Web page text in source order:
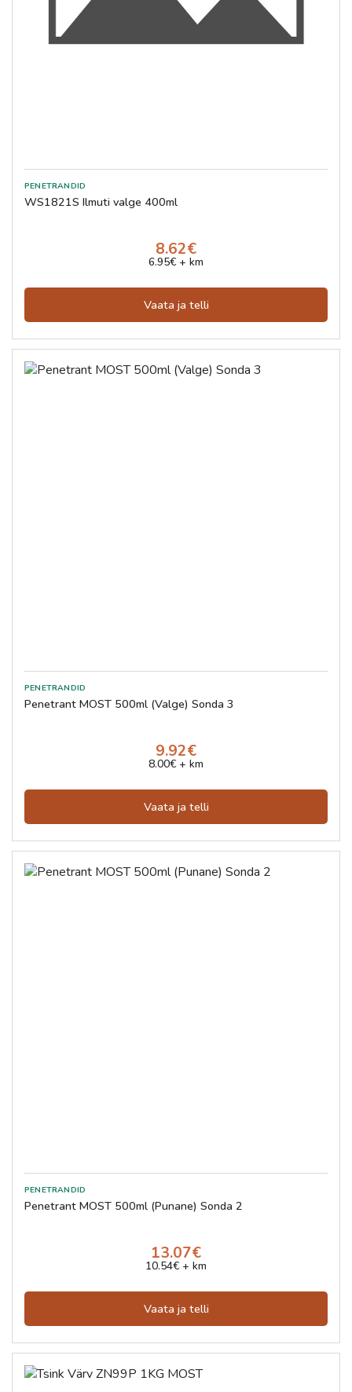
WS1821S Ilmuti valge 400ml
8.62€
6.95€ + km
Vaata ja telli
Penetrant MOST 500ml (Valge) Sonda 3
9.92€
8.00€ + km
Vaata ja telli
Penetrant MOST 500ml (Punane) Sonda 2
13.07€
10.54€ + km
Vaata ja telli